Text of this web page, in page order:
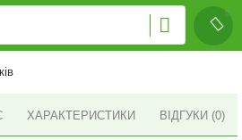
ХАРАКТЕРИСТИКИ ВІДГУКИ (0)